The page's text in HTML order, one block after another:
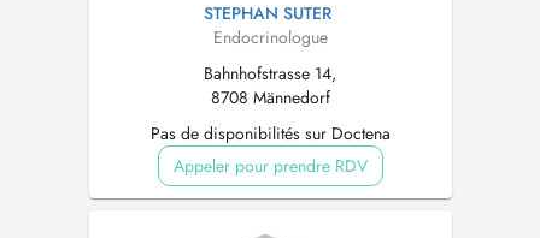
STEPHAN SUTER
Endocrinologue
Bahnhofstrasse 14,
8708 Männedorf
Pas de disponibilités sur Doctena
Appeler pour prendre RDV